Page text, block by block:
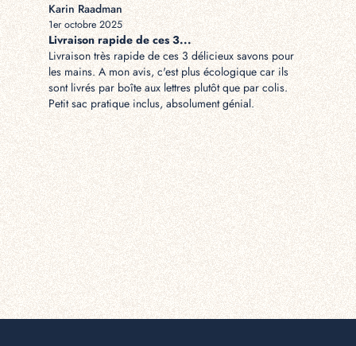
Karin Raadman
1er octobre 2025
Livraison rapide de ces 3...
Livraison très rapide de ces 3 délicieux savons pour
les mains. A mon avis, c'est plus écologique car ils
sont livrés par boîte aux lettres plutôt que par colis.
Petit sac pratique inclus, absolument génial.
Naomi
30
Service
Service